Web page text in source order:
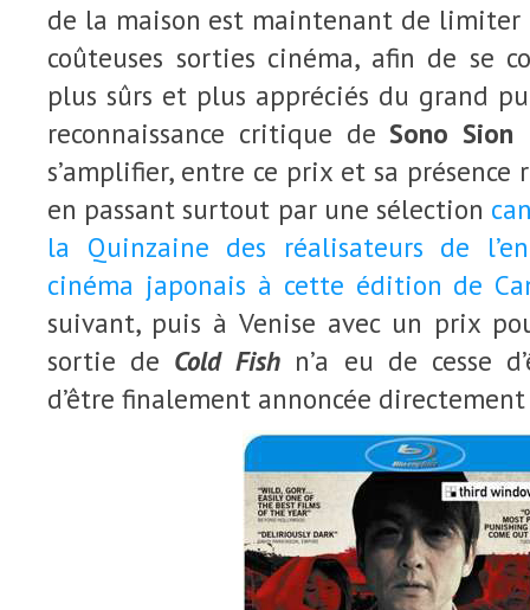
de la maison est maintenant de limiter
coûteuses sorties cinéma, afin de se
plus sûrs et plus appréciés du grand
reconnaissance critique deSono Sion
s’amplifier, entre ce prix et sa
en passant surtout par une sélection
la Quinzaine des réalisateurs de
cinéma japonais à cette édition de
suivant, puis à Venise avec un prix
sortie de Cold Fish n’a eu de cesse
d’être finalement annoncée